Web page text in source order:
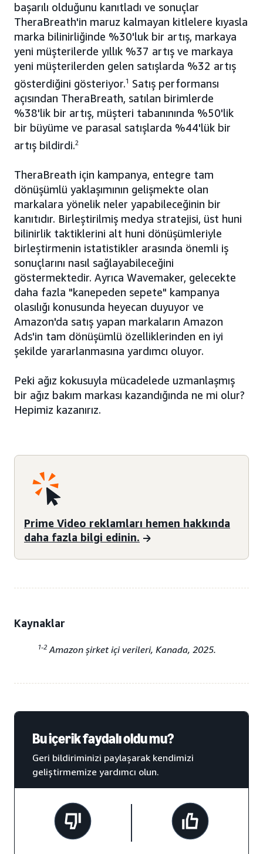
başarılı olduğunu kanıtladı ve sonuçlar
TheraBreath'in maruz kalmayan kitlelere kıyasla
marka bilinirliğinde %30'luk bir artış, markaya
yeni müşterilerde yıllık %37 artış ve markaya
yeni müşterilerden gelen satışlarda %32 artış
gösterdiğini gösteriyor.1
Satış performansı
açısından TheraBreath, satılan birimlerde
%38'lik bir artış, müşteri tabanınında %50'lik
bir büyüme ve parasal satışlarda %44'lük bir
artış bildirdi.2
TheraBreath için kampanya, entegre tam
dönüşümlü yaklaşımının gelişmekte olan
markalara yönelik neler yapabileceğinin bir
kanıtıdır. Birleştirilmiş medya stratejisi, üst huni
bilinirlik taktiklerini alt huni dönüşümleriyle
birleştirmenin istatistikler arasında önemli iş
sonuçlarını nasıl sağlayabileceğini
göstermektedir. Ayrıca Wavemaker, gelecekte
daha fazla "kanepeden sepete" kampanya
olasılığı konusunda heyecan duyuyor ve
Amazon'da satış yapan markaların Amazon
Ads'in tam dönüşümlü özelliklerinden en iyi
şekilde yararlanmasına yardımcı oluyor.
Peki ağız kokusuyla mücadelede uzmanlaşmış
bir ağız bakım markası kazandığında ne mi olur?
Hepimiz kazanırız.
Prime Video reklamları hemen hakkında
daha fazla bilgi edinin.
Kaynaklar
1-2 Amazon şirket içi verileri, Kanada, 2025.
Bu içerik faydalı oldu mu?
Geri bildiriminizi paylaşarak kendimizi
geliştirmemize yardımcı olun.